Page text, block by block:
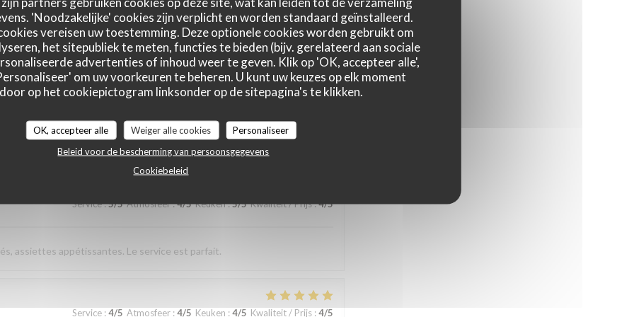
'Noodzakelijke' cookies zijn verplicht en worden standaard geïnstalleerd.
vereisen uw toestemming. Deze optionele cookies worden gebruikt om
het sitepubliek te meten, functies te bieden (bijv. gerelateerd aan sociale
advertenties of inhoud weer te geven. Klik op 'OK, accepteer alle',
om uw voorkeuren te beheren. U kunt uw keuzes op elk moment
op het cookiepictogram linksonder op de sitepagina's te klikken.
OK, accepteer alle Weiger alle cookies
Personaliseer
Beleid voor de bescherming van persoonsgegevens
Cookiebeleid
Nettes freundliches Personal Wir kommen gerne wieder
Service: 5/5 Atmosfeer: 5/5 Keuken: 5/5 Kwaliteit / Prijs:5 /5
Excellent rapport qualité prix
Service:5/5 Atmosfeer:4/5 Keuken:5/5 Kwaliteit / Prijs:4/5
assiettes appétissantes. Le service est parfait.
Service: 4/5 Atmosfeer: 4/5 Keuken : 4/5 Kwaliteit / Prijs: 4/5